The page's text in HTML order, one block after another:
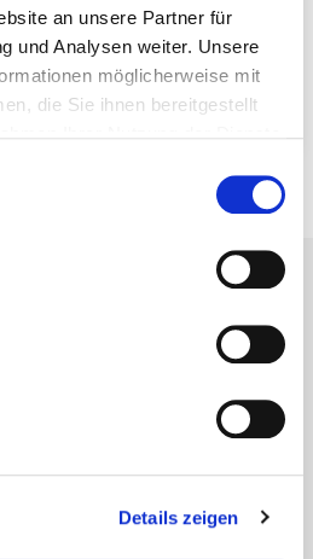
an unsere Partner für
und Analysen weiter. Unsere
möglicherweise mit
die Sie ihnen bereitgestellt
Details zeigen
und flexible Lösungen. Mit
und praxisnahen
stabile, langlebige und
und Informationen